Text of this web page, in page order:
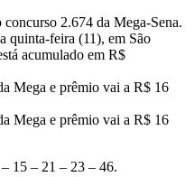
concurso 2.674 da Mega-Sena.
quinta-feira (11), em São
acumulado em R$
15 – 21 – 23 – 46.